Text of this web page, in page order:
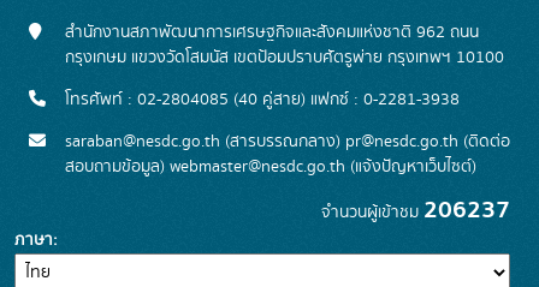
สำนักงานสภาพัฒนาการเศรษฐกิจและสังคมแห่งชาติ 962 ถนน
กรุงเกษม แขวงวัดโสมนัส เขตป้อมปราบศัตรูพ่าย กรุงเทพฯ 10100
โทรศัพท์ : 02-2804085 (40 คู่สาย) แฟกซ์ : 0-2281-3938
saraban@nesdc.go.th (สารบรรณกลาง) pr@nesdc.go.th (ติดต่อ
สอบถามข้อมูล) webmaster@nesdc.go.th (แจ้งปัญหาเว็บไซต์)
จำนวนผู้เข้าชม 206237
ภาษา